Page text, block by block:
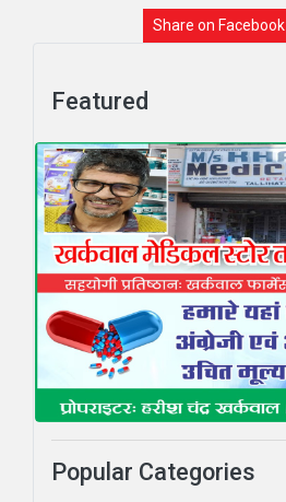
Share on Facebook
Featured
Popular Categories